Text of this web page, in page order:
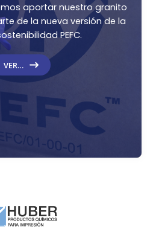
aportar nuestro granito
de la nueva versión de la
PEFC.
VER…